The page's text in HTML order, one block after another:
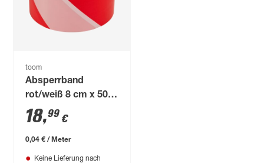
toom
Absperrband
rot/weiß 8 cm x 500
m
18,99 €
0,04 € / Meter
Keine Lieferung nach